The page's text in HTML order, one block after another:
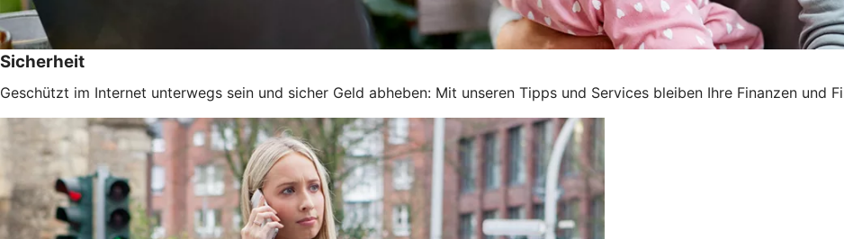
Sicherheit
Geschützt im Internet unterwegs sein und sicher Geld abheben: Mit unseren Tipps und Services bleiben Ihre Finanzen und